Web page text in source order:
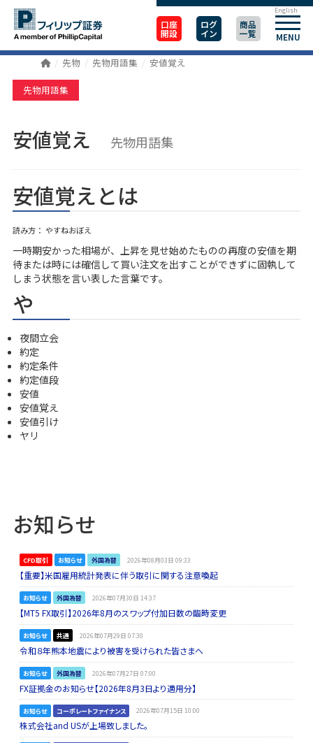
口座
開設
ログ
イン
商品
一覧 MENU
English
先物 先物用語集 安値覚え
先物用語集
安値覚え 先物用語集
安値覚えとは
読み方： やすねおぼえ
一時期安かった相場が、上昇を見せ始めたものの再度の安値を期
待または時には確信して買い注文を出すことができずに固執して
しまう状態を言い表した言葉です。
や
夜間立会
約定
約定条件
約定値段
安値
安値覚え
安値引け
ヤリ
お知らせ
CFD取引 お知らせ 外国為替 2026年08月03日 09:33
【重要】米国雇用統計発表に伴う取引に関する注意喚起
お知らせ 外国為替 2026年07月30日 14:37
【MT5 FX取引】2026年8月のスワップ付加日数の臨時変更
お知らせ 共通 2026年07月29日 07:30
令和８年熊本地震により被害を受けられた皆さまへ
お知らせ 外国為替 2026年07月27日 07:00
FX証拠金のお知らせ【2026年8月3日より適用分】
お知らせ コーポレートファイナンス 2026年07月15日 10:00
株式会社and USが上場致しました。